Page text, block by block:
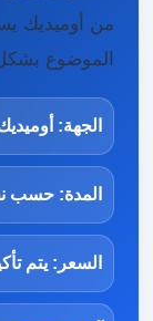
من أوميديك
الموضوع
الجهة:
المدة: حسب
السعر: يتم